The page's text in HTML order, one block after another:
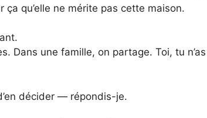
ça qu’elle ne mérite pas cette maison.
Dans une famille, on partage. Toi, tu
décider — répondis-je.